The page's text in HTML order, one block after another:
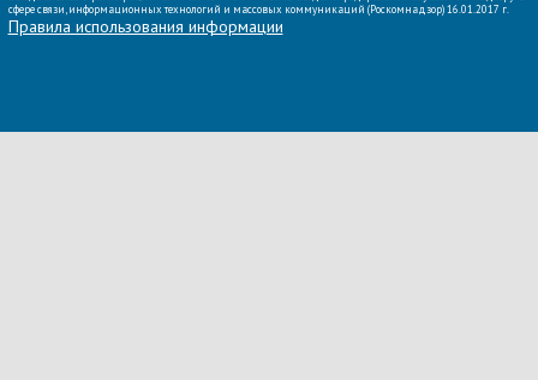
сфере связи, информационных технологий и массовых коммуникаций (Роскомнадзор) 16.01.2017 г.
Правила использования информации